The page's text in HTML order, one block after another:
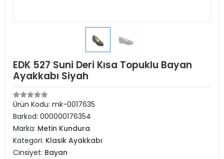
EDK 527 Suni Deri Kısa Topuklu Bayan
Ayakkabı Siyah
Ürün Kodu: mk-0017635
Barkod: 000000176354
Marka: Metin Kundura
Kategori: Klasik Ayakkabı
Cinsiyet: Bayan